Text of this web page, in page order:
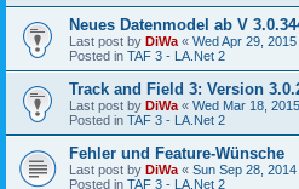
Neues Datenmodel ab V
Last post by DiWa « Wed Apr 29,
Posted in TAF 3 - LA.Net 2
Track and Field 3: Version
Last post by DiWa « Wed Mar 18,
Posted in TAF 3 - LA.Net 2
Fehler und Feature-Wünsche
Last post by DiWa « Sun Sep 28,
Posted in TAF 3 - LA.Net 2